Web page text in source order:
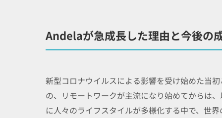
Andelaが急成長した理由と今後の
新型コロナウイルスによる影響を受け始めた当
の、リモートワークが主流になり始めてからは
に人々のライフスタイルが多様化する中で、世